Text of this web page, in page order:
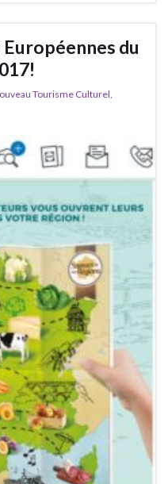
du
Tourisme Culturel,